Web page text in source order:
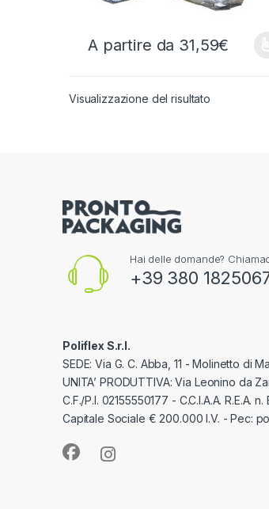
A partire da 31,59€
Questo prodotto ha più varianti.
Visualizzazione del risultato
Hai delle domande?
+39 380
Poliflex S.r.l.
SEDE: Via G. C. Abba, 11 - Molinetto di
UNITA’ PRODUTTIVA: Via Leonino da
C.F./P.I. 02155550177 - C.C.I.A.A. R.E.A.
Capitale Sociale € 200.000 I.V. - Pec: